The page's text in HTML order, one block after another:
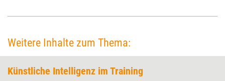
Weitere Inhalte zum Thema:
Künstliche Intelligenz im Training